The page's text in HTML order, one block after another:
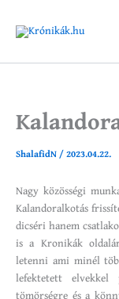
content
ShalafidN /2023.04.22.
Nagy közösségi
Kalandoralkotás
dicséri hanem
is a Kronikák
letenni ami minél
lefektetett elvekkel
tömörségre és a